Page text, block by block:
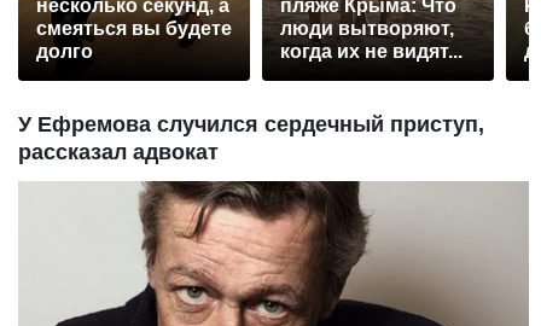
несколько секунд, а
смеяться вы будете
долго
пляже Крыма: Что
люди вытворяют,
когда их не видят...
У Ефремова случился сердечный приступ,
рассказал адвокат